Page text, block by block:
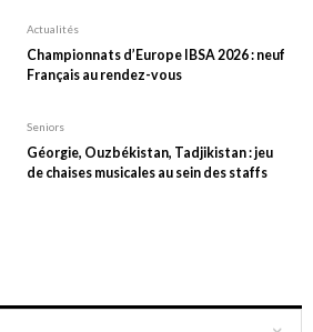
Actualités
Championnats d’Europe IBSA 2026 : neuf
Français au rendez-vous
Seniors
Géorgie, Ouzbékistan, Tadjikistan : jeu
de chaises musicales au sein des staffs